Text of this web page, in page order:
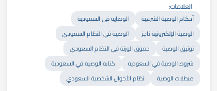
العلامات:
أحكام الوصية الشرعية
الوصاية في السعودية
الوصية الإلكترونية ناجز
الوصية في النظام السعودي
توثيق الوصية
حقوق الورثة في النظام السعودي
شروط الوصية في السعودية
كتابة الوصية في السعودية
مبطلات الوصية
نظام الأحوال الشخصية السعودي